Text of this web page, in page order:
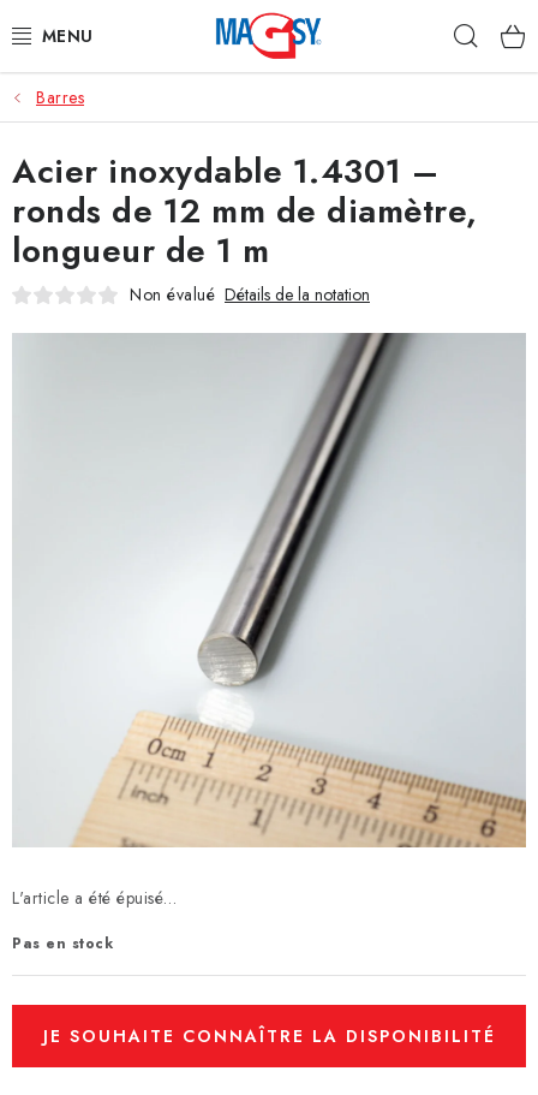
au
CATÉGORIE PRINCIPALE
ACCESSOIRES MAGNÉTIQUES
AIMANTS INDUSTRIELS
AUTRES AIMANTS
Contacte
Barres
L'article a été épuisé…
Pas en stock
JE SOUHAITE CONNAÎTRE LA DISPONIBILITÉ
Acier inoxydable 1.4301 –
ronds de 12 mm de diamètre,
longueur de 1 m
Non évalué Détails de la notation